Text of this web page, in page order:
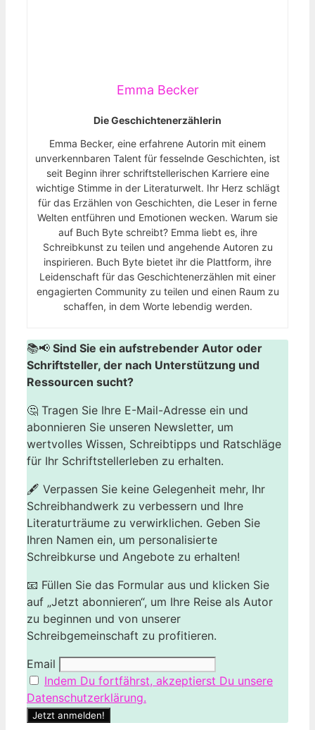
Emma Becker
Die Geschichtenerzählerin
Emma Becker, eine erfahrene Autorin mit einem
unverkennbaren Talent für fesselnde Geschichten, ist
seit Beginn ihrer schriftstellerischen Karriere eine
wichtige Stimme in der Literaturwelt. Ihr Herz schlägt
für das Erzählen von Geschichten, die Leser in ferne
Welten entführen und Emotionen wecken. Warum sie
auf Buch Byte schreibt? Emma liebt es, ihre
Schreibkunst zu teilen und angehende Autoren zu
inspirieren. Buch Byte bietet ihr die Plattform, ihre
Leidenschaft für das Geschichtenerzählen mit einer
engagierten Community zu teilen und einen Raum zu
schaffen, in dem Worte lebendig werden.
📚📢 Sind Sie ein aufstrebender Autor oder
Schriftsteller, der nach Unterstützung und
Ressourcen sucht?
🤔 Tragen Sie Ihre E-Mail-Adresse ein und
abonnieren Sie unseren Newsletter, um
wertvolles Wissen, Schreibtipps und Ratschläge
für Ihr Schriftstellerleben zu erhalten.
🖋️ Verpassen Sie keine Gelegenheit mehr, Ihr
Schreibhandwerk zu verbessern und Ihre
Literaturträume zu verwirklichen. Geben Sie
Ihren Namen ein, um personalisierte
Schreibkurse und Angebote zu erhalten!
📧 Füllen Sie das Formular aus und klicken Sie
auf „Jetzt abonnieren“, um Ihre Reise als Autor
zu beginnen und von unserer
Schreibgemeinschaft zu profitieren.
Email
Indem Du fortfährst, akzeptierst Du unsere
Datenschutzerklärung.